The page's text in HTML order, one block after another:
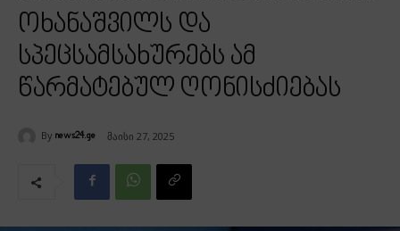
ოხანაშვილს და
სპეცსამსახურებს ამ
წარმატებულ ღონისძიებას
By news24.ge მაისი 27, 2025